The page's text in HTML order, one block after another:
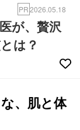
PR2026.05.18
が、贅沢
は？
、肌と体